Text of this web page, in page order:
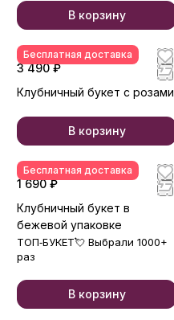
В корзину
Бесплатная доставка
3 490 ₽
Клубничный букет с розами
В корзину
Бесплатная доставка
1 690 ₽
Клубничный букет в
бежевой упаковке
ТОП‑БУКЕТ💘 Выбрали 1000+
раз
В корзину